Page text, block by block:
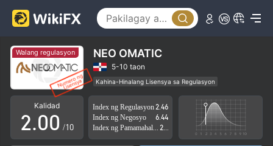
Walang regulasyon NEO OMATIC
5-10 taon
Kahina-Hinalang Lisensya sa Regulasyon
Kahina-hinalang saklaw ng Negosyo
Mataas na potensyal na peligro
Kalidad
0
1
2.00 /10
Index ng Regulasyon 2.46
Index ng Negosyo
6.44
2.81